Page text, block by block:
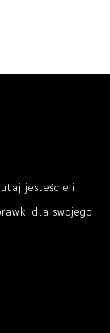
jesteście i
dla swojego